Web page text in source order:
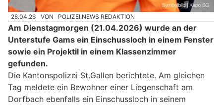
28.04.26 VON POLIZEI.NEWS REDAKTION
Am Dienstagmorgen (21.04.2026) wurde an der
Unterstufe Gams ein Einschussloch in einem Fenster
sowie ein Projektil in einem Klassenzimmer
gefunden.
Die Kantonspolizei St.Gallen berichtete. Am gleichen
Tag meldete ein Bewohner einer Liegenschaft am
Dorfbach ebenfalls ein Einschussloch in seinem